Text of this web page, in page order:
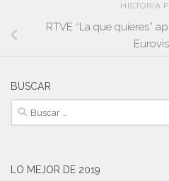
HISTORIA
RTVE “La que quieres”
BUSCAR
Buscar:
LO MEJOR DE 2019